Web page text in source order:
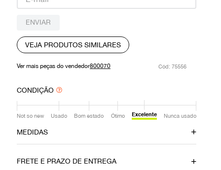
ENVIAR
VEJA PRODUTOS SIMILARES
Ver mais peças do vendedor800070 : 75556
CONDIÇÃO
Not so new Usado Bom estado Ótimo Excelente Nunca usado
MEDIDAS
64 cm 45 cm
FRETE E PRAZO DE ENTREGA